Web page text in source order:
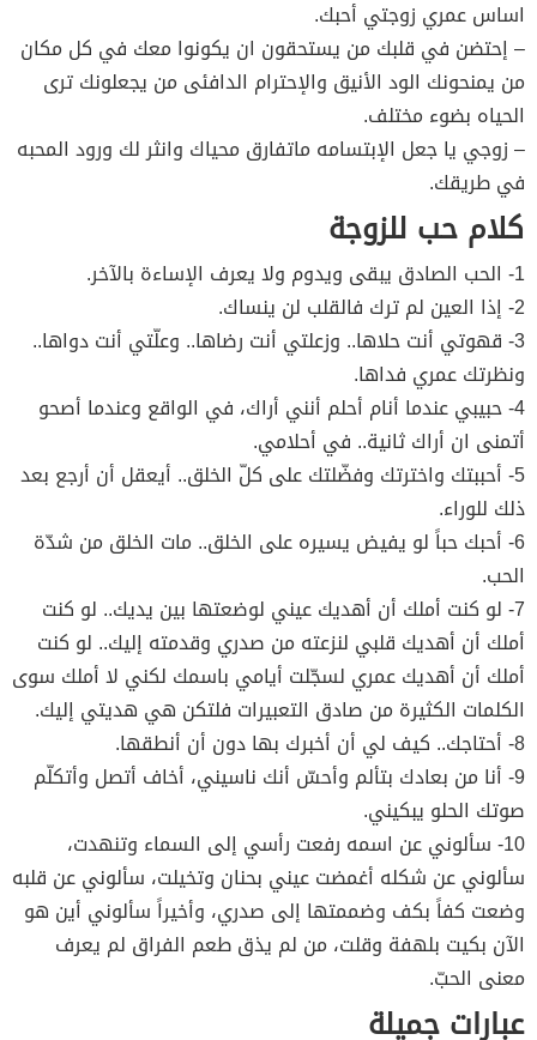
اساس عمري زوجتي أحبك.
– إحتضن في قلبك من يستحقون ان يكونوا معك في كل مكان
من يمنحونك الود الأنيق والإحترام الدافئى من يجعلونك ترى
الحياه بضوء مختلف.
– زوجي يا جعل الإبتسامه ماتفارق محياك وانثر لك ورود المحبه
في طريقك.
كلام حب للزوجة
1- الحب الصادق يبقى ويدوم ولا يعرف الإساءة بالآخر.
2- إذا العين لم ترك فالقلب لن ينساك.
3- قهوتي أنت حلاها.. وزعلتي أنت رضاها.. وعلّتي أنت دواها..
ونظرتك عمري فداها.
4- حبيبي عندما أنام أحلم أنني أراك، في الواقع وعندما أصحو
أتمنى ان أراك ثانية.. في أحلامي.
5- أحببتك واخترتك وفضّلتك على كلّ الخلق.. أيعقل أن أرجع بعد
ذلك للوراء.
6- أحبك حباً لو يفيض يسيره على الخلق.. مات الخلق من شدّة
الحب.
7- لو كنت أملك أن أهديك عيني لوضعتها بين يديك.. لو كنت
أملك أن أهديك قلبي لنزعته من صدري وقدمته إليك.. لو كنت
أملك أن أهديك عمري لسجّلت أيامي باسمك لكني لا أملك سوى
الكلمات الكثيرة من صادق التعبيرات فلتكن هي هديتي إليك.
8- أحتاجك.. كيف لي أن أخبرك بها دون أن أنطقها.
9- أنا من بعادك بتألم وأحسّ أنك ناسيني، أخاف أتصل وأتكلّم
صوتك الحلو يبكيني.
10- سألوني عن اسمه رفعت رأسي إلى السماء وتنهدت،
سألوني عن شكله أغمضت عيني بحنان وتخيلت، سألوني عن قلبه
وضعت كفاً بكف وضممتها إلى صدري، وأخيراً سألوني أين هو
الآن بكيت بلهفة وقلت، من لم يذق طعم الفراق لم يعرف
معنى الحبّ.
عبارات جميلة